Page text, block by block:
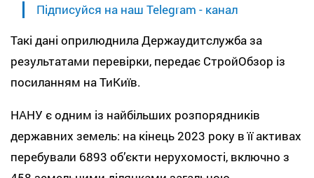
Підписуйся на наш Telegram - канал
Такі дані оприлюднила Держаудитслужба за
результатами перевірки, передає СтройОбзор із
посиланням на ТиКиїв.
НАНУ є одним із найбільших розпорядників
державних земель: на кінець 2023 року в її активах
перебували 6893 об’єкти нерухомості, включно з